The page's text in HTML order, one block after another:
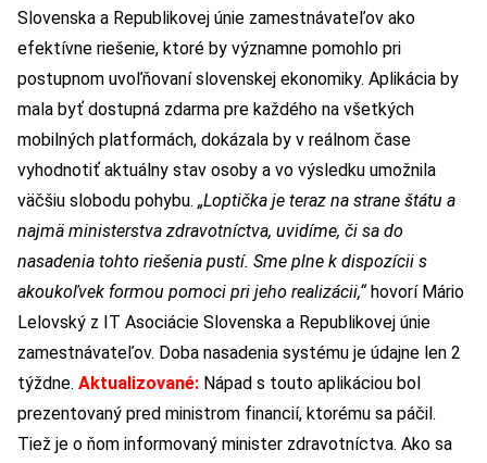
Slovenska a Republikovej únie zamestnávateľov ako
efektívne riešenie, ktoré by významne pomohlo pri
postupnom uvoľňovaní slovenskej ekonomiky. Aplikácia by
mala byť dostupná zdarma pre každého na všetkých
mobilných platformách, dokázala by v reálnom čase
vyhodnotiť aktuálny stav osoby a vo výsledku umožnila
väčšiu slobodu pohybu. „Loptička je teraz na strane štátu a
najmä ministerstva zdravotníctva, uvidíme, či sa do
nasadenia tohto riešenia pustí. Sme plne k dispozícii s
akoukoľvek formou pomoci pri jeho realizácii,“ hovorí Mário
Lelovský z IT Asociácie Slovenska a Republikovej únie
zamestnávateľov. Doba nasadenia systému je údajne len 2
týždne. Aktualizované: Nápad s touto aplikáciou bol
prezentovaný pred ministrom financií, ktorému sa páčil.
Tiež je o ňom informovaný minister zdravotníctva. Ako sa